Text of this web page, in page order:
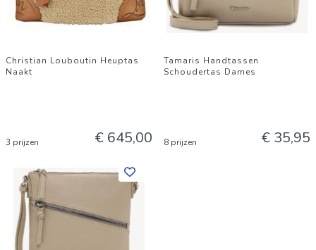
Christian Louboutin Heuptas
Naakt
3 prijzen € 645,00
Tamaris Handtassen
Schoudertas Dames
8 prijzen € 35,95